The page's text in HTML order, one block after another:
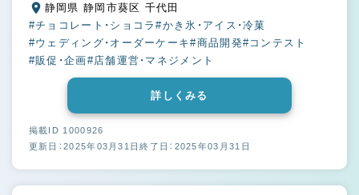
静岡県 静岡市葵区 千代田
#チョコレート・ショコラ#かき氷・アイス・冷菓
#ウェディング・オーダーケーキ#商品開発#コンテスト
#販促・企画#店舗運営・マネジメント
詳しくみる
掲載ID 1000926
更新日：2025年03月31日終了日：2025年03月31日